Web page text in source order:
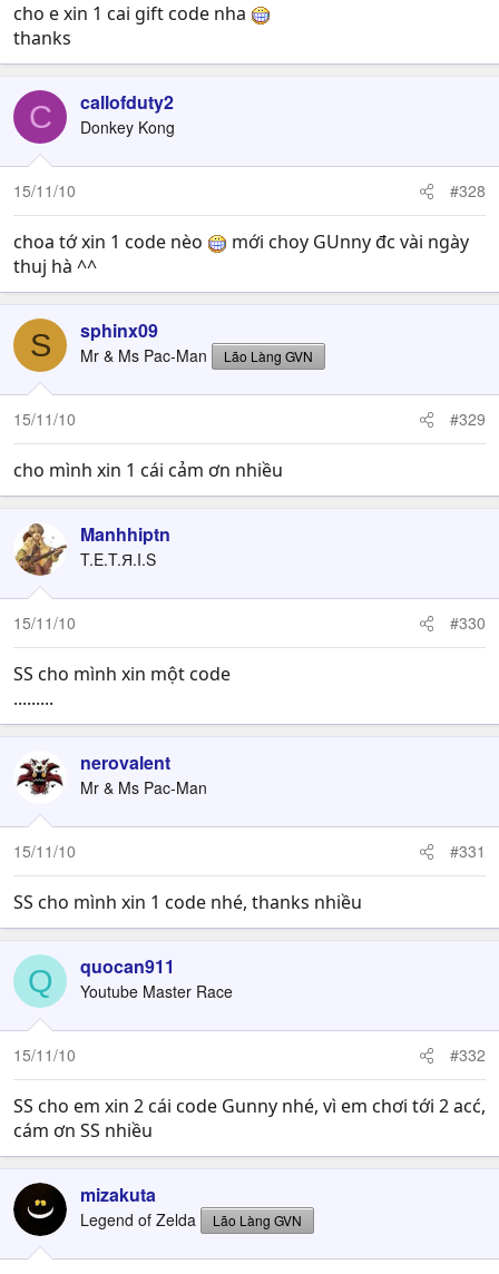
cho e xin 1 cai gift code nha
thanks
C callofduty2
Donkey Kong
15/11/10 #328
choa tớ xin 1 code nèo
mới choy GUnny đc vài ngày
thuj hà ^^
S sphinx09
Mr & Ms Pac-Man Lão Làng GVN
15/11/10 #329
cho mình xin 1 cái cảm ơn nhiều
Manhhiptn
T.E.T.Я.I.S
15/11/10 #330
SS cho mình xin một code
.........
nerovalent
Mr & Ms Pac-Man
15/11/10 #331
SS cho mình xin 1 code nhé, thanks nhiều
Q quocan911
Youtube Master Race
15/11/10 #332
SS cho em xin 2 cái code Gunny nhé, vì em chơi tới 2 acć,
cám ơn SS nhiều
mizakuta
Legend of Zelda Lão Làng GVN